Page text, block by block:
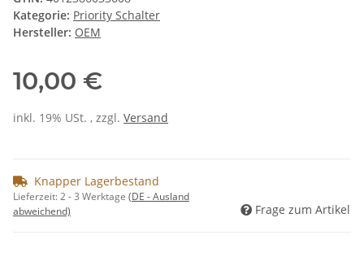
Kategorie: Priority Schalter
Hersteller: OEM
10,00 €
inkl. 19% USt. , zzgl. Versand
Knapper Lagerbestand
Lieferzeit:2 - 3 Werktage (DE - Ausland
abweichend)
Frage zum Artikel